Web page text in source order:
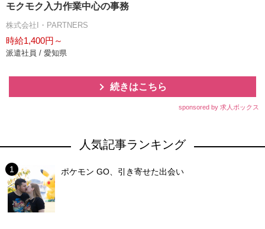
モクモク入力作業中心の事務
株式会社I・PARTNERS
時給1,400円～
派遣社員 / 愛知県
続きはこちら
sponsored by 求人ボックス
人気記事ランキング
ポケモン GO、引き寄せた出会い